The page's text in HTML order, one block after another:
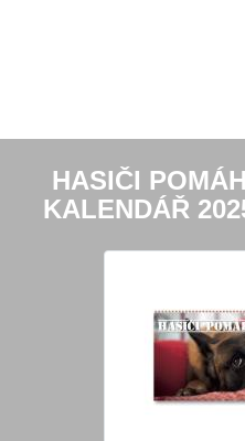
HASIČI
KALENDÁŘ